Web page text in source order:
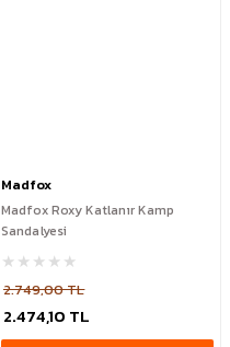
Madfox
Madfox Roxy Katlanır Kamp
Sandalyesi
2.749,00 TL
2.474,10 TL